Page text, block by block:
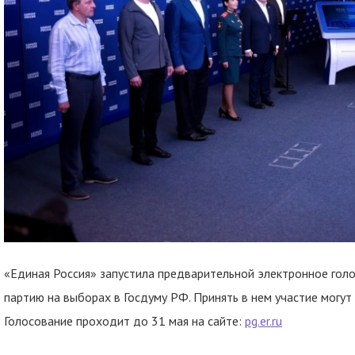
«Единая Россия» запустила предварительной электронное
партию на выборах в Госдуму РФ. Принять в нем участие могут
Голосование проходит до 31 мая на сайте: pg.er.ru